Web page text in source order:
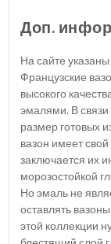
Доп.
На сайте
Французские
высокого
эмалями. В связи
размер готовых
вазон имеет
заключается их
морозостойкой
Но эмаль не
оставлять
этой коллекции